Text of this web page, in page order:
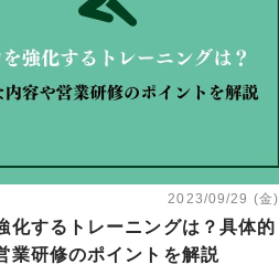
2023/09/29 (金)
化するトレーニングは？具体的
業研修のポイントを解説